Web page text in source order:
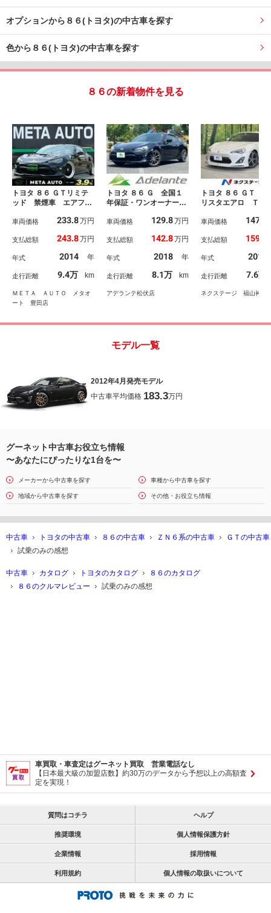
オプションから８６(トヨタ)の中古車を探す
色から８６(トヨタ)の中古車を探す
８６の新着物件を見る
トヨタ ８６ ＧＴリミテ
ッド 禁煙車 エアフォ
Ｄエアロ ＶＯＬＴＥＸ
ネット ＷＯＲＫマイス
リスタルアイＬＥＤヘッ
ド ヴァレンティテー
ル シートヒーター Ｍ
ＯＭＯステ
車両価格 233.8万円
支払総額 243.8万円
年式 2014 年
走行距離 9.4万 km
ＭＥＴＡ ＡＵＴＯ メタオ
ート 豊田店
トヨタ ８６ Ｇ 全国１
年保証・ワンオーナー
デジＴＶ・バックカメ
オーディオ・純正１７イ
ー・フォグランプ・電動
格納ミラー・キーレスリ
モコン・
車両価格 129.8万円
支払総額 142.8万円
年式 2018 年
走行距離 8.1万 km
アデランテ松伏店
トヨタ ８６ ＧＴ モ
リスタエアロ ＴＲ
クカメラ デジタル
ドルシフト 純正１
ー ＨＩＤヘッド
アルエアコン オー
イト／エアコン
車両価格 147.7
支払総額 159.9
年式 2012
走行距離 7.6万
ネクステージ 福山神辺
モデル一覧
2012年4月発売モデル
中古車平均価格 183.3万円
グーネット中古車お役立ち情報
〜あなたにぴったりな1台を〜
メーカーから中古車を探す 車種から中古車を探す
地域から中古車を探す その他・お役立ち情報
中古車 トヨタの中古車 ８６の中古車 ＺＮ６系の中古車
ＧＴの中古車
試乗のみの感想
中古車 カタログ トヨタのカタログ
８６のカタログ
８６のクルマレビュー
試乗のみの感想
車買取・車査定はグーネット買取 営業電話なし
【日本最大級の加盟店数】約30万のデータから予想以上の高額査
定を実現！
質問はコチラ ヘルプ
推奨環境 個人情報保護方針
企業情報 採用情報
利用規約 個人情報の取扱いについて